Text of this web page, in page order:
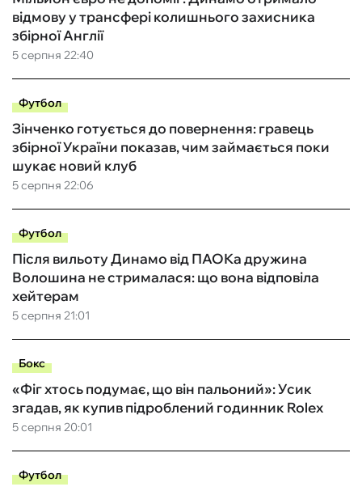
5 серпня 22:40
відмову у трансфері колишнього захисника
збірної Англії
Футбол
5 серпня 22:06
Зінченко готується до повернення: гравець
збірної України показав, чим займається поки
шукає новий клуб
Футбол
5 серпня 21:01
Після вильоту Динамо від ПАОКа дружина
Волошина не стрималася: що вона відповіла
хейтерам
Бокс
5 серпня 20:01
«Фіг хтось подумає, що він пальоний»: Усик
згадав, як купив підроблений годинник Rolex
Футбол